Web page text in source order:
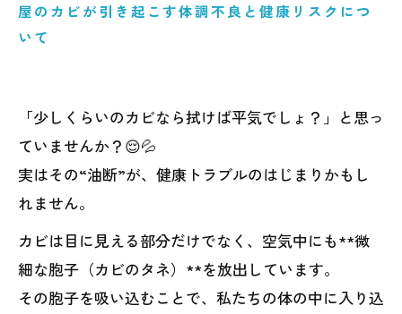
屋のカビが引き起こす体調不良と健康リスクにつ
いて
「少しくらいのカビなら拭けば平気でしょ？」と思っ
ていませんか？😌💦
実はその“油断”が、健康トラブルのはじまりかもし
れません。
カビは目に見える部分だけでなく、空気中にも**微
細な胞子（カビのタネ）**を放出しています。
その胞子を吸い込むことで、私たちの体の中に入り込